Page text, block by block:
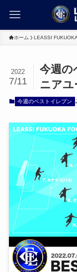
ホーム LEASSI FUKUOKA
今週の
ニアユ
2022
7/11
今週のベストイレブン